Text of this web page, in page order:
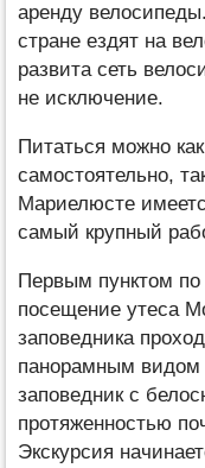
аренду
стране ездят на
развита сеть
не исключение.
Питаться можно
самостоятельно,
Мариелюсте
самый крупный
Первым пунктом
посещение утеса
заповедника
панорамным видом
заповедник с
протяженностью
Экскурсия